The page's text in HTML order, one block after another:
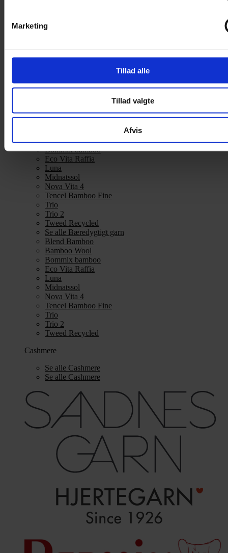
Marketing
Tillad alle
Tillad valgte
Afvis
Nellie
Parigi
Taormina
Zucchero Filato
Bamboo Wool
Bommix bamboo
Eco Vita Raffia
Luna
Midnatssol
Nova Vita 4
Tencel Bamboo Fine
Trio
Trio 2
Tweed Recycled
Se alle Bæredygtigt garn
Blend Bamboo
Bamboo Wool
Bommix bamboo
Eco Vita Raffia
Luna
Midnatssol
Nova Vita 4
Tencel Bamboo Fine
Trio
Trio 2
Tweed Recycled
Cashmere
Se alle Cashmere
Se alle Cashmere